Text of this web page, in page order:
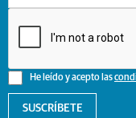
He leído y acepto las
SUSCRÍBETE